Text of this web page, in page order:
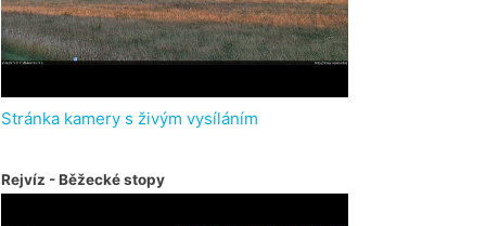
Stránka kamery s živým vysíláním
Rejvíz - Běžecké stopy